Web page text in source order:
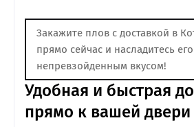
Закажите плов с доставкой в
прямо сейчас и насладитесь его
непревзойденным вкусом!
Удобная и быстрая
прямо к вашей двери